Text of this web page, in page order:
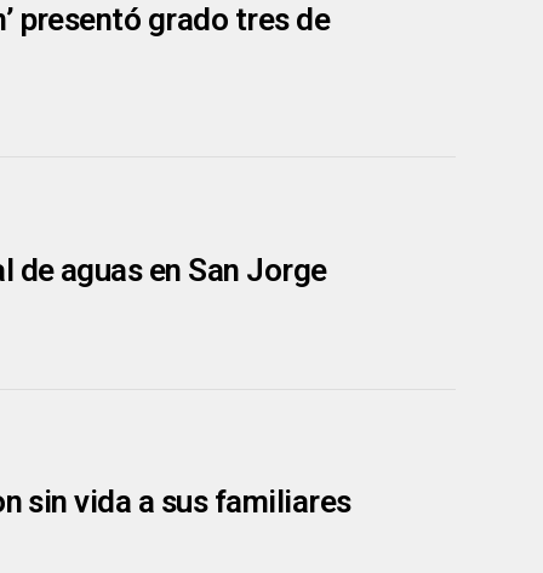
presentó grado tres de
de aguas en San Jorge
sin vida a sus familiares